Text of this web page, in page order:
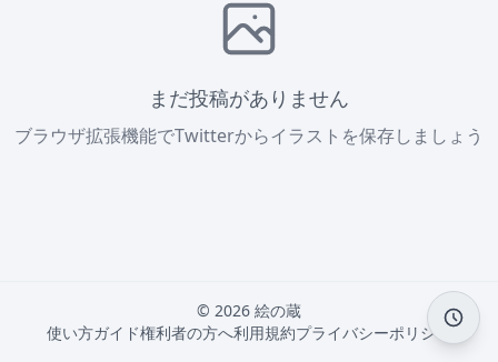
まだ投稿がありません
ブラウザ拡張機能でTwitterからイラストを保存しましょう
© 2026 絵の蔵
使い方ガイド権利者の方へ利用規約プライバシーポリシー